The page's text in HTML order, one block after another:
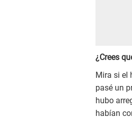
¿Crees
Mira si el
pasé un
hubo
habían